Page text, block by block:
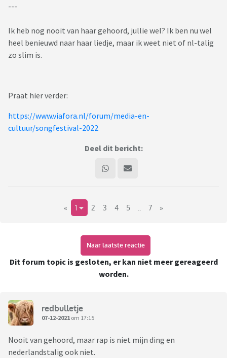
---
Ik heb nog nooit van haar gehoord, jullie wel? Ik ben nu wel
heel benieuwd naar haar liedje, maar ik weet niet of nl-talig
zo slim is.
Praat hier verder:
https://www.viafora.nl/forum/media-en-
cultuur/songfestival-2022
Deel dit bericht:
« 1 2 3 4 5 7 »
Naar laatste reactie
Dit forum topic is gesloten, er kan niet meer gereageerd
worden.
redbulletje
07-12-2021 om 17:15
Nooit van gehoord, maar rap is niet mijn ding en
nederlandstalig ook niet.